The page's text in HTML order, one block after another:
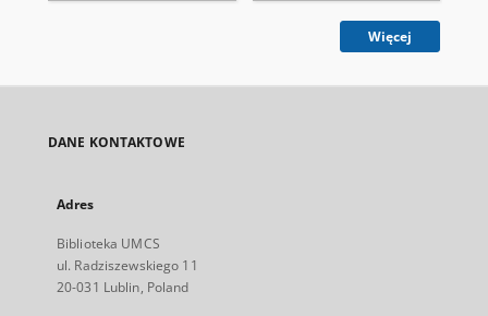
Więcej
DANE KONTAKTOWE
Adres
Biblioteka UMCS
ul. Radziszewskiego 11
20-031 Lublin, Poland